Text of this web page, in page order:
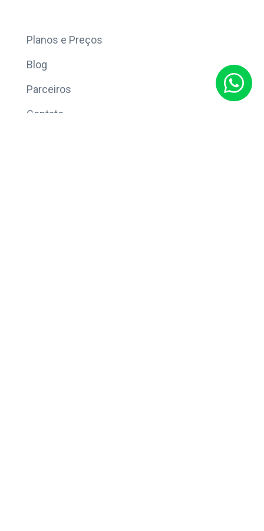
Planos e Preços
Blog
Parceiros
Contato